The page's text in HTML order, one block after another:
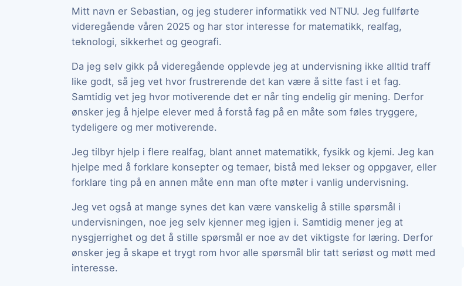
Mitt navn er Sebastian, og jeg studerer informatikk ved NTNU. Jeg fullførte
videregående våren 2025 og har stor interesse for matematikk, realfag,
teknologi, sikkerhet og geografi.
Da jeg selv gikk på videregående opplevde jeg at undervisning ikke alltid traff
like godt, så jeg vet hvor frustrerende det kan være å sitte fast i et fag.
Samtidig vet jeg hvor motiverende det er når ting endelig gir mening. Derfor
ønsker jeg å hjelpe elever med å forstå fag på en måte som føles tryggere,
tydeligere og mer motiverende.
Jeg tilbyr hjelp i flere realfag, blant annet matematikk, fysikk og kjemi. Jeg kan
hjelpe med å forklare konsepter og temaer, bistå med lekser og oppgaver, eller
forklare ting på en annen måte enn man ofte møter i vanlig undervisning.
Jeg vet også at mange synes det kan være vanskelig å stille spørsmål i
undervisningen, noe jeg selv kjenner meg igjen i. Samtidig mener jeg at
nysgjerrighet og det å stille spørsmål er noe av det viktigste for læring. Derfor
ønsker jeg å skape et trygt rom hvor alle spørsmål blir tatt seriøst og møtt med
interesse.